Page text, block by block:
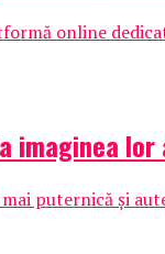
online
imaginea
puternică și